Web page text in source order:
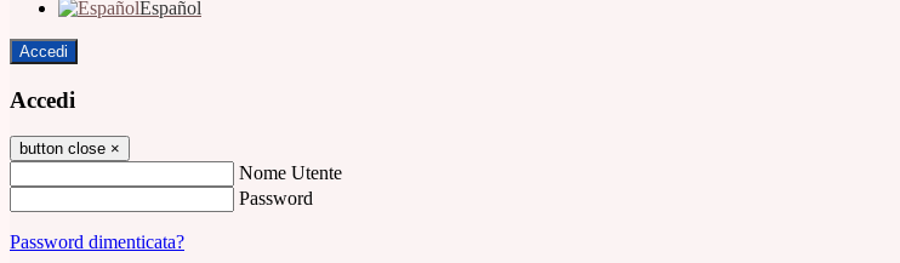
Español
Accedi
Accedi
button close ×
Nome Utente
Password
Password dimenticata?